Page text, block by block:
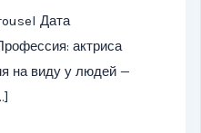
Дата
актриса
на виду у людей —